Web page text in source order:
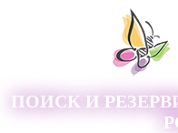
ПОИСК И